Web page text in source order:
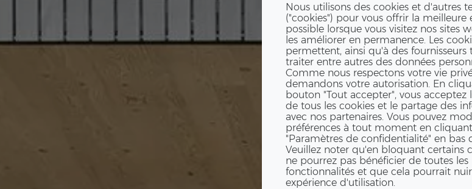
Nous utilisons des cookies et d'autres
("cookies") pour vous offrir la meilleure
possible lorsque vous visitez nos sites
les améliorer en permanence. Les
permettent, ainsi qu'à des fournisseurs
traiter entre autres des données
Comme nous respectons votre vie
demandons votre autorisation. En
bouton "Tout accepter", vous acceptez
de tous les cookies et le partage des
avec nos partenaires. Vous pouvez
préférences à tout moment en
"Paramètres de confidentialité" en bas
Veuillez noter qu'en bloquant certains
ne pourrez pas bénéficier de toutes les
fonctionnalités et que cela pourrait
expérience d'utilisation.